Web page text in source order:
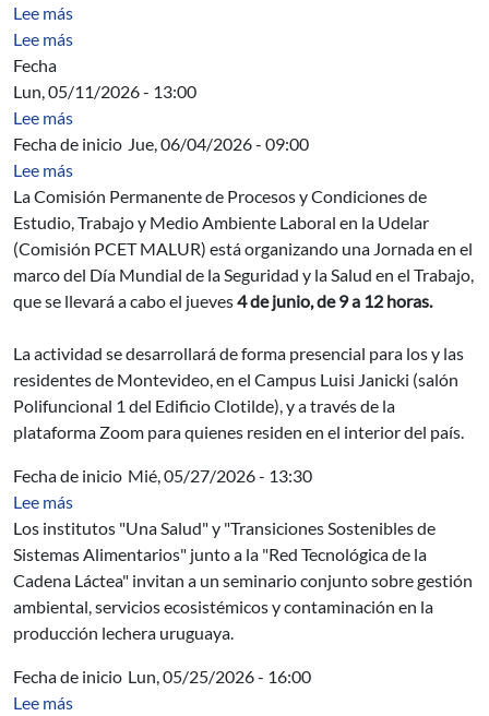
Lee mássobre Diseño y cálculo de hormigón reforzado con fibras
Lee mássobre Hormigón reforzado con fibras II (HRFII)
Fecha
Lun, 05/11/2026 - 13:00
Lee mássobre Acta Directiva
Fecha de inicio Jue, 06/04/2026 - 09:00
Lee mássobre Jornada en el marco del Día Mundial de la
La Comisión Permanente de Procesos y Condiciones de
Estudio, Trabajo y Medio Ambiente Laboral en la Udelar
(Comisión PCET MALUR) está organizando una Jornada en el
marco del Día Mundial de la Seguridad y la Salud en el Trabajo,
que se llevará a cabo el jueves4 de junio, de 9 a 12 horas.
La actividad se desarrollará de forma presencial para los y las
residentes de Montevideo, en el Campus Luisi Janicki (salón
Polifuncional 1 del Edificio Clotilde), y a través de la
plataforma Zoom para quienes residen en el interior del país.
Fecha de inicio Mié, 05/27/2026 - 13:30
Lee mássobre Sostenibilidad y circularidad en sistemas
Los institutos "Una Salud" y "Transiciones Sostenibles de
Sistemas Alimentarios" junto a la "Red Tecnológica de la
Cadena Láctea" invitan a un seminario conjunto sobre gestión
ambiental, servicios ecosistémicos y contaminación en la
producción lechera uruguaya.
Fecha de inicio Lun, 05/25/2026 - 16:00
Lee mássobre Del microfilm al grafo de conocimiento: ocho